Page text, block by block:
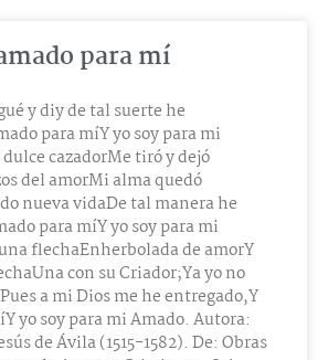
para mí
y diy de tal suerte he
para míY yo soy para mi
cazadorMe tiró y dejó
del amorMi alma quedó
nueva vidaDe tal manera he
para míY yo soy para mi
flechaEnherbolada de amorY
con su Criador;Ya yo no
a mi Dios me he entregado,Y
yo soy para mi Amado. Autora:
de Ávila (1515-1582). De: Obras